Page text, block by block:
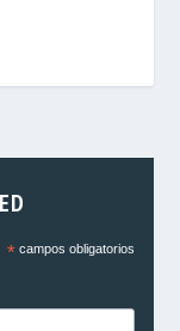
*campos obligatorios